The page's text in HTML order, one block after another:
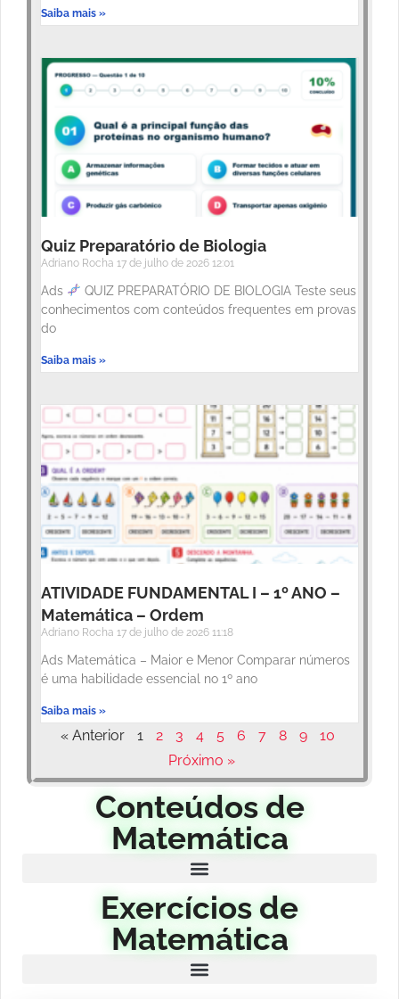
Saiba mais »
Quiz Preparatório de Biologia
Adriano Rocha 17 de julho de 2026 12:01
Ads
QUIZ PREPARATÓRIO DE BIOLOGIA Teste seus
conhecimentos com conteúdos frequentes em provas
do
Saiba mais »
ATIVIDADE FUNDAMENTAL I – 1º ANO –
Matemática – Ordem
Adriano Rocha 17 de julho de 2026 11:18
Ads Matemática – Maior e Menor Comparar números
é uma habilidade essencial no 1º ano
Saiba mais »
« Anterior 1 2 3 4 5 6 7 8 9
10
Próximo »
Conteúdos de
Matemática
Exercícios de
Matemática